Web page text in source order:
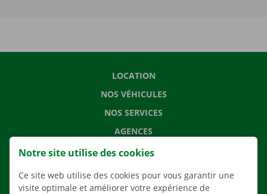
LOCATION
NOS VÉHICULES
NOS SERVICES
AGENCES
APPLI
Notre site utilise des cookies
Ce site web utilise des cookies pour vous garantir une
visite optimale et améliorer votre expérience de